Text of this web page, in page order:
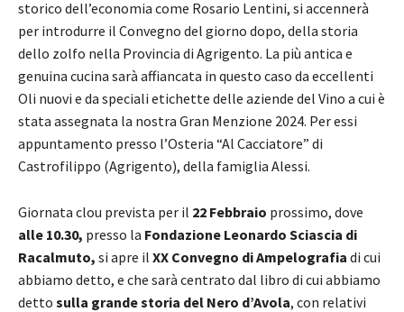
storico dell’economia come Rosario Lentini, si accennerà
per introdurre il Convegno del giorno dopo, della storia
dello zolfo nella Provincia di Agrigento. La più antica e
genuina cucina sarà affiancata in questo caso da eccellenti
Oli nuovi e da speciali etichette delle aziende del Vino a cui è
stata assegnata la nostra Gran Menzione 2024. Per essi
appuntamento presso l’Osteria “Al Cacciatore” di
Castrofilippo (Agrigento), della famiglia Alessi.
Giornata clou prevista per il 22 Febbraio prossimo, dove
alle 10.30, presso la Fondazione Leonardo Sciascia di
Racalmuto, si apre il XX Convegno di Ampelografia di cui
abbiamo detto, e che sarà centrato dal libro di cui abbiamo
detto sulla grande storia del Nero d’Avola, con relativi